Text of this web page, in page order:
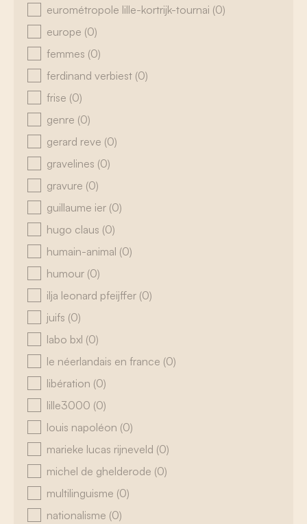
eurométropole lille-kortrijk-tournai (0)
europe (0)
femmes (0)
ferdinand verbiest (0)
frise (0)
genre (0)
gerard reve (0)
gravelines (0)
gravure (0)
guillaume ier (0)
hugo claus (0)
humain-animal (0)
humour (0)
ilja leonard pfeijffer (0)
juifs (0)
labo bxl (0)
le néerlandais en france (0)
libération (0)
lille3000 (0)
louis napoléon (0)
marieke lucas rijneveld (0)
michel de ghelderode (0)
multilinguisme (0)
nationalisme (0)